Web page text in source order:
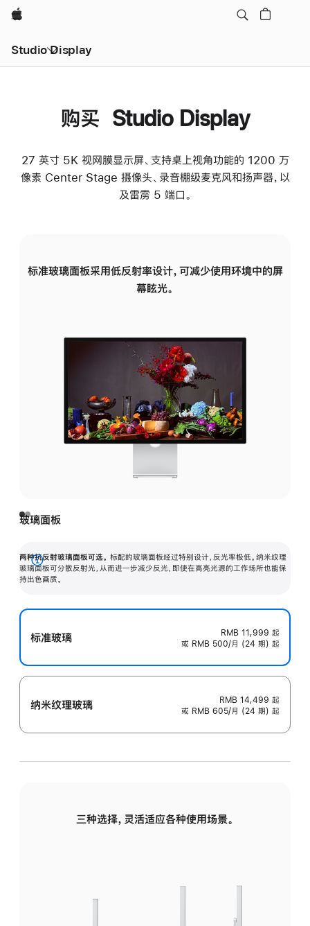
Apple
Studio Display
购买 Studio Display
27 英寸 5K 视网膜显示屏、支持桌上视角功能的 1200 万
像素 Center Stage 摄像头、录音棚级麦克风和扬声器，以
及雷雳 5 端口。
标准玻璃面板采用低反射率设计，可减少使用环境中的屏
幕眩光。
玻璃面板
两种抗反射玻璃面板可选。 标配的玻璃面板经过特别设计，反光率极低。纳米纹理
玻璃面板可分散反射光，从而进一步减少反光，即使在高亮光源的工作场所也能保
持出色画质。
展
开
标准玻璃 RMB 11,999 起
或 RMB 500/月 (24 期) 起
纳米纹理玻璃 RMB 14,499 起
或 RMB 605/月 (24 期) 起
三种选择，灵活适应各种使用场景。